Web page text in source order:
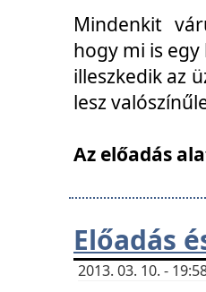
Mindenkit
hogy mi is
illeszkedik az
lesz
Az előadás
Előadás
2013. 03. 10. -